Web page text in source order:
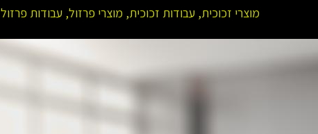
מוצרי זכוכית, עבודות זכוכית, מוצרי פרזול, עבודות פרזול